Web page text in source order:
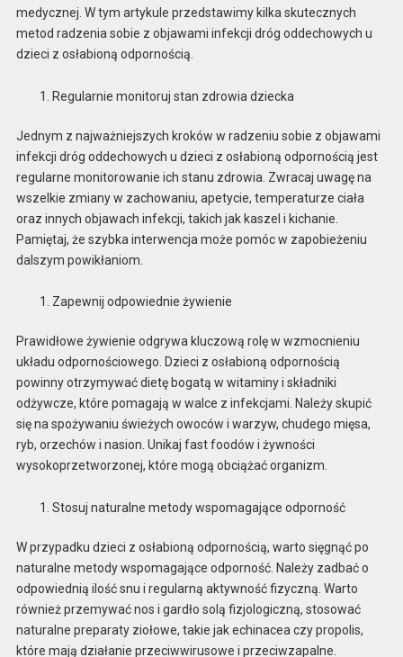
medycznej. W tym artykule przedstawimy kilka skutecznych
metod radzenia sobie z objawami infekcji dróg oddechowych u
dzieci z osłabioną odpornością.
Regularnie monitoruj stan zdrowia dziecka
Jednym z najważniejszych kroków w radzeniu sobie z objawami
infekcji dróg oddechowych u dzieci z osłabioną odpornością jest
regularne monitorowanie ich stanu zdrowia. Zwracaj uwagę na
wszelkie zmiany w zachowaniu, apetycie, temperaturze ciała
oraz innych objawach infekcji, takich jak kaszel i kichanie.
Pamiętaj, że szybka interwencja może pomóc w zapobieżeniu
dalszym powikłaniom.
Zapewnij odpowiednie żywienie
Prawidłowe żywienie odgrywa kluczową rolę w wzmocnieniu
układu odpornościowego. Dzieci z osłabioną odpornością
powinny otrzymywać dietę bogatą w witaminy i składniki
odżywcze, które pomagają w walce z infekcjami. Należy skupić
się na spożywaniu świeżych owoców i warzyw, chudego mięsa,
ryb, orzechów i nasion. Unikaj fast foodów i żywności
wysokoprzetworzonej, które mogą obciążać organizm.
Stosuj naturalne metody wspomagające odporność
W przypadku dzieci z osłabioną odpornością, warto sięgnąć po
naturalne metody wspomagające odporność. Należy zadbać o
odpowiednią ilość snu i regularną aktywność fizyczną. Warto
również przemywać nos i gardło solą fizjologiczną, stosować
naturalne preparaty ziołowe, takie jak echinacea czy propolis,
które mają działanie przeciwwirusowe i przeciwzapalne.